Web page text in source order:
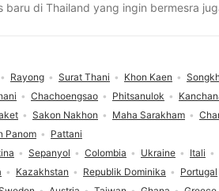
di Thailand yang ingin bermesra
Sepanyol Colombia Ukraine Itali
Kazakhstan Republik Dominika Portugal
Rayong Surat Thani Khon Kaen
Chachoengsao Phitsanulok
Sakon Nakhon Maha Sarakham
Panom Pattani